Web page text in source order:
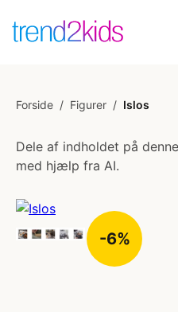
Forside / Figurer / Islos
Dele af indholdet på
med hjælp fra AI.
-6%